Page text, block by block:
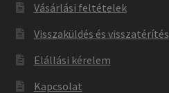
Vásárlási feltételek
Visszaküldés és visszatérítés
Elállási kérelem
Kapcsolat